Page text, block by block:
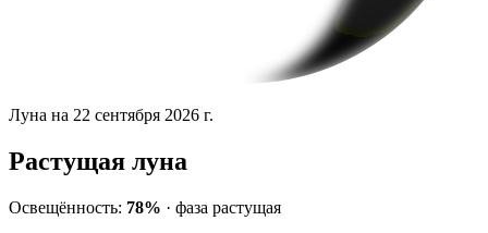
Луна на 22 сентября 2026 г.
Растущая луна
Освещённость: 78% · фаза растущая